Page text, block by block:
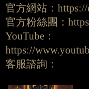
官方網站：https://
官方粉絲團：
YouTube：
https://
客服諮詢：